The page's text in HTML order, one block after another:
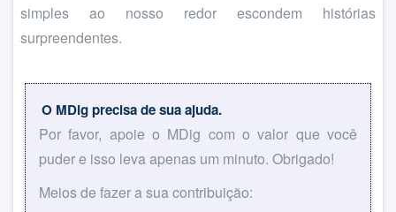
simples ao nosso redor escondem histórias
surpreendentes.
O MDig precisa de sua ajuda.
Por favor, apoie o MDig com o valor que você
puder e isso leva apenas um minuto. Obrigado!
Meios de fazer a sua contribuição: